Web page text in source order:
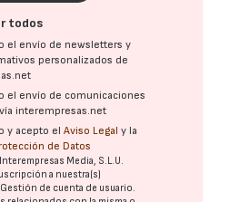
todos
el envío de newsletters y
personalizados de
el envío de comunicaciones
interempresas.net
y acepto elAviso Legal y la
de Datos
Interempresas Media, S.L.U.
a nuestra(s)
de cuenta de usuario.